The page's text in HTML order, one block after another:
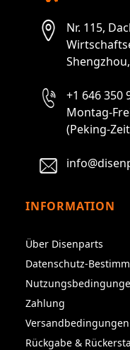
Nr. 115,
+1 646 350
Montag-
(Peking-
INFORMATION
Über Disenparts
Datenschutz-
Zahlung
Versandbedingungen
Rückgabe &